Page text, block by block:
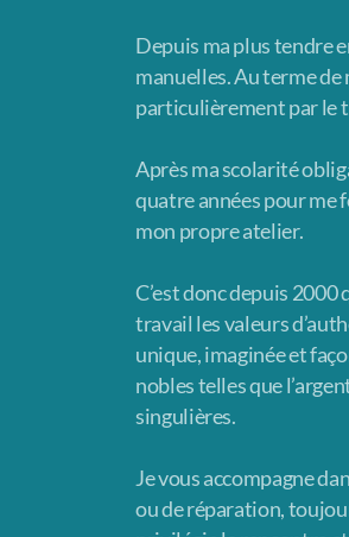
Depuis ma plus tendre
manuelles. Au terme
particulièrement par le
Après ma scolarité
quatre années pour me
mon propre atelier.
C’est donc depuis 2000
travail les valeurs
unique, imaginée et
nobles telles que
singulières.
Je vous accompagne
ou de réparation,